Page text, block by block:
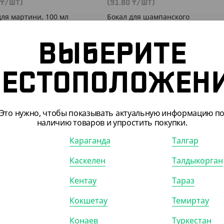
₸/ШТ)
мартини, 100 мл
(91.80 ₸/ШТ)
Бокал для шампанского
УП (6) КОР (450)
АРТ. 1301908
ВЫБЕРИТЕ
Это нужно, чтобы показывать актуальную информацию по
наличию товаров и упростить покупки.
Караганда
Каскелен
Кентау
Кокшетау
Конаев
Талгар
Талдыкорган
Тараз
Темиртау
Туркестан